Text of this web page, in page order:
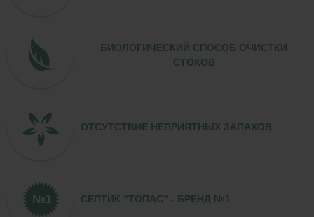
БИОЛОГИЧЕСКИЙ СПОСОБ ОЧИСТКИ
СТОКОВ
ОТСУТСТВИЕ НЕПРИЯТНЫХ ЗАПАХОВ
СЕПТИК "ТОПАС" - БРЕНД №1